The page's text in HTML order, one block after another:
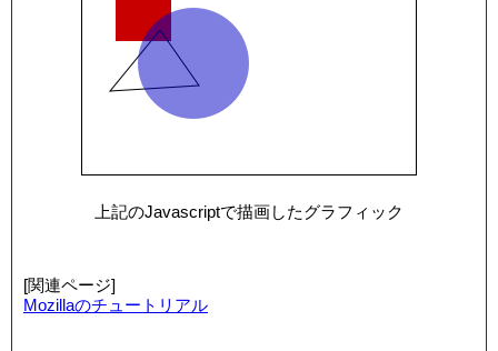
上記のJavascriptで描画したグラフィック
[関連ページ]
Mozillaのチュートリアル